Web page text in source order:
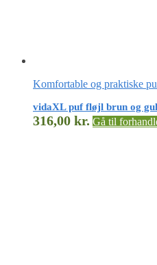
Komfortable og praktiske
vidaXL puf fløjl brun og
316,00 kr. Gå til